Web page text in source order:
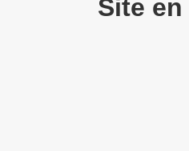
Site